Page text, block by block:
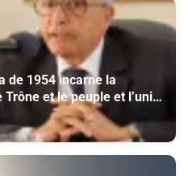
de 1954 incarne la
et le peuple et l’unité
El Ktiri)